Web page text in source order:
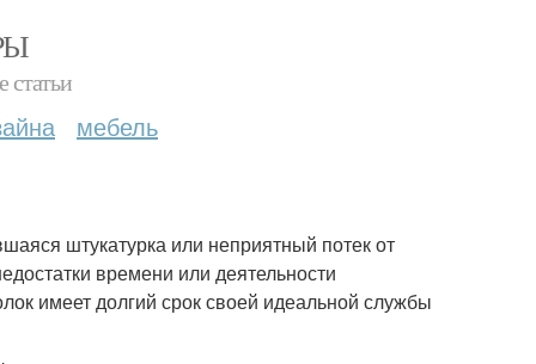
статьи
мебель
штукатурка или неприятный потек от
времени или деятельности
имеет долгий срок своей идеальной службы